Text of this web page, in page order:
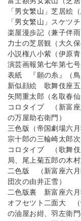
「男女繁山」芝居絵
「男女繁山」スケツ
楽屋漫歩記（兼子伴雨
力士の芝居観（大久保
小説権八小紫（伊原青
演芸画報第七年第七号
表紙 『願の糸』（鳥
新似顔絵 歌舞伎座五
矢間重太郎（名取春仙
コロタイプ （新富座
の万屋助右衛門）
三色版（帝国劇場六
宗十郎の三輪崎太郎
コロタイプ （歌舞伎
局、尾上菊五郎の木村
二色版 （新富座六月
団次の由井正雪）
二色版裏 新富座六月
オフセツト二面大 （
の油屋お紺、羽左衛門